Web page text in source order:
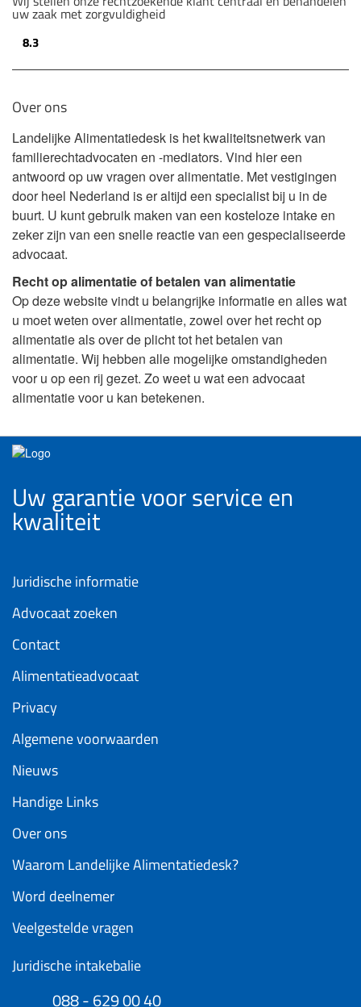
uw zaak met zorgvuldigheid
8.3
Over ons
Landelijke Alimentatiedesk is het kwaliteitsnetwerk van
familierechtadvocaten en -mediators. Vind hier een
antwoord op uw vragen over alimentatie. Met vestigingen
door heel Nederland is er altijd een specialist bij u in de
buurt. U kunt gebruik maken van een kosteloze intake en
zeker zijn van een snelle reactie van een gespecialiseerde
advocaat.
Recht op alimentatie of betalen van alimentatie
Op deze website vindt u belangrijke informatie en alles wat
u moet weten over alimentatie, zowel over het recht op
alimentatie als over de plicht tot het betalen van
alimentatie. Wij hebben alle mogelijke omstandigheden
voor u op een rij gezet. Zo weet u wat een advocaat
alimentatie voor u kan betekenen.
Uw garantie voor service en
kwaliteit
Juridische informatie
Advocaat zoeken
Contact
Alimentatieadvocaat
Privacy
Algemene voorwaarden
Nieuws
Handige Links
Over ons
Waarom Landelijke Alimentatiedesk?
Word deelnemer
Veelgestelde vragen
Juridische intakebalie
088 - 629 00 40